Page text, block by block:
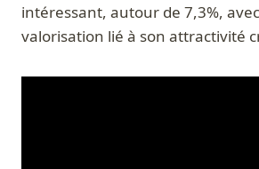
intéressant, autour de 7,3%,
valorisation lié à son attractivité